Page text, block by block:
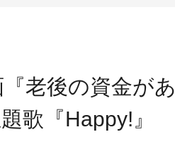
老後の資金があ
歌『Happy!』